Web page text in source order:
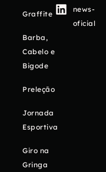
Graffite
Barba,
Cabelo e
Bigode
Preleção
Jornada
Esportiva
Giro na
Gringa
news-
oficial